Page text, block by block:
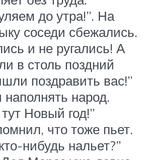
до утра!”. На
соседи сбежались.
и не ругались! А
в столь поздний
поздравить вас!”
народ.
Новый год!”
что тоже пьет.
нибудь нальет?”